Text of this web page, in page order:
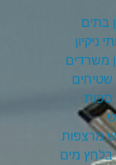
בתים
ניקיון
משרדים
שטיחים
ספות
מרצפות
בלחץ מים